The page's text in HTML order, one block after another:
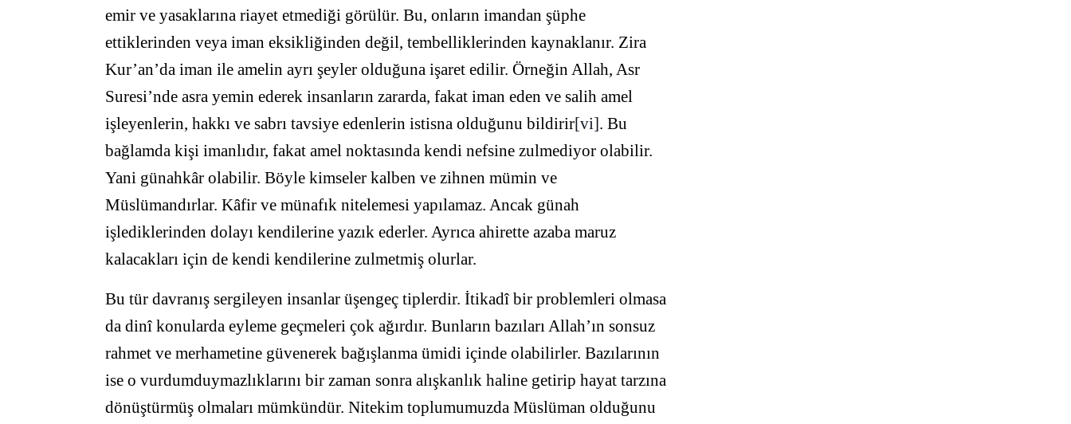
emir ve yasaklarına riayet etmediği görülür. Bu, onların imandan şüphe
ettiklerinden veya iman eksikliğinden değil, tembelliklerinden kaynaklanır. Zira
Kur’an’da iman ile amelin ayrı şeyler olduğuna işaret edilir. Örneğin Allah, Asr
Suresi’nde asra yemin ederek insanların zararda, fakat iman eden ve salih amel
işleyenlerin, hakkı ve sabrı tavsiye edenlerin istisna olduğunu bildirir[vi]. Bu
bağlamda kişi imanlıdır, fakat amel noktasında kendi nefsine zulmediyor olabilir.
Yani günahkâr olabilir. Böyle kimseler kalben ve zihnen mümin ve
Müslümandırlar. Kâfir ve münafık nitelemesi yapılamaz. Ancak günah
işlediklerinden dolayı kendilerine yazık ederler. Ayrıca ahirette azaba maruz
kalacakları için de kendi kendilerine zulmetmiş olurlar.
Bu tür davranış sergileyen insanlar üşengeç tiplerdir. İtikadî bir problemleri olmasa
da dinî konularda eyleme geçmeleri çok ağırdır. Bunların bazıları Allah’ın sonsuz
rahmet ve merhametine güvenerek bağışlanma ümidi içinde olabilirler. Bazılarının
ise o vurdumduymazlıklarını bir zaman sonra alışkanlık haline getirip hayat tarzına
dönüştürmüş olmaları mümkündür. Nitekim toplumumuzda Müslüman olduğunu